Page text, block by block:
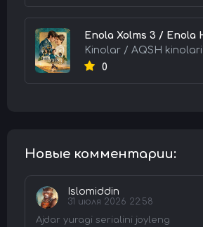
0
Новые комментарии:
Islomiddin
31 июля 2026 22:58
Ajdar yuragi serialini joyleng